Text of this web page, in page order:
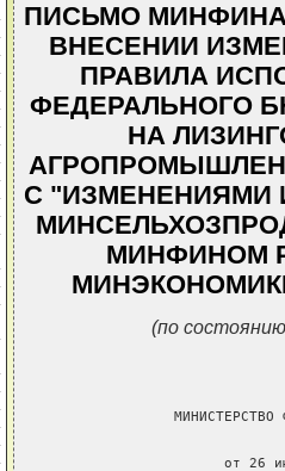
ПИСЬМО МИНФИНА
ВНЕСЕНИИ
ПРАВИЛА
ФЕДЕРАЛЬНОГО
НА
С "ИЗМЕНЕНИЯМИ
МИНФИНОМ
МИНЭКОНОМИКИ
(по
МИНИСТЕРСТВО
от 26